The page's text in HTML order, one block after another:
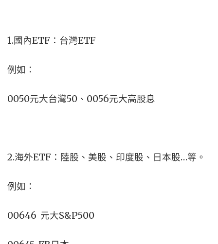
1.國內ETF：台灣ETF
例如：
0050元大台灣50、0056元大高股息
2.海外ETF：陸股、美股、印度股、日本股…等。
例如：
00646 元大S&P500